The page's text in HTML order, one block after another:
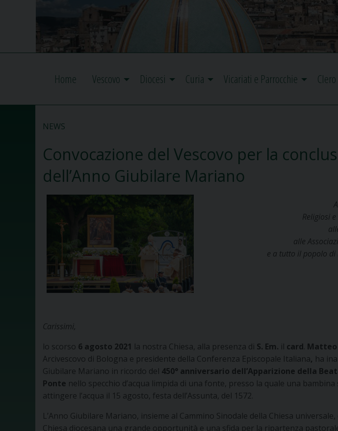
Home Vescovo Diocesi Curia Vicariati e Parrocchie Clero
NEWS
Convocazione del Vescovo per la
dell’Anno Giubilare Mariano
Religiosi
alle
e a tutto il popolo di
Carissimi,
lo scorso 6 agosto 2021 la nostra Chiesa, alla presenza di S. Em. il card. Matteo
Arcivescovo di Bologna e presidente della Conferenza Episcopale Italiana, ha
Giubilare Mariano in ricordo del 450° anniversario dell’Apparizione della
Ponte nello specchio d’acqua limpida di una fonte, presso la quale una
attingere l’acqua il 15 agosto, festa dell’Assunta, del 1572.
L’Anno Giubilare Mariano, insieme al Cammino Sinodale della Chiesa
Chiesa diocesana una grande opportunità e una sfida per la ripartenza